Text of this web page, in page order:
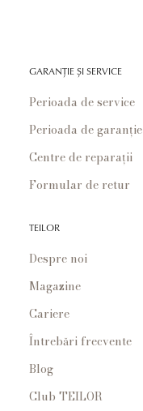
GARANȚIE ȘI SERVICE
Perioada de service
Perioada de garanție
Centre de reparații
Formular de retur
TEILOR
Despre noi
Magazine
Cariere
Întrebări frecvente
Blog
Club TEILOR